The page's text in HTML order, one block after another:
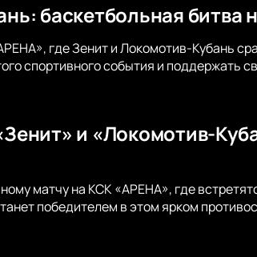
баскетбольная битва
где Зенит и Локомотив-Кубань
спортивного события и поддержать
и «Локомотив-
матчу на КСК «АРЕНА», где
победителем в этом ярком